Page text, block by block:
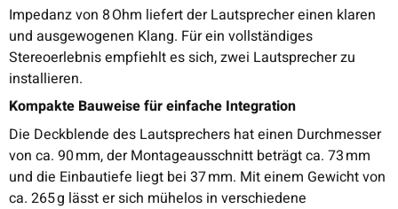
Impedanz von 8 Ohm liefert der Lautsprecher einen klaren
und ausgewogenen Klang. Für ein vollständiges
Stereoerlebnis empfiehlt es sich, zwei Lautsprecher zu
installieren.
Kompakte Bauweise für einfache Integration
Die Deckblende des Lautsprechers hat einen Durchmesser
von ca. 90 mm, der Montageausschnitt beträgt ca. 73 mm
und die Einbautiefe liegt bei 37 mm. Mit einem Gewicht von
ca. 265 g lässt er sich mühelos in verschiedene